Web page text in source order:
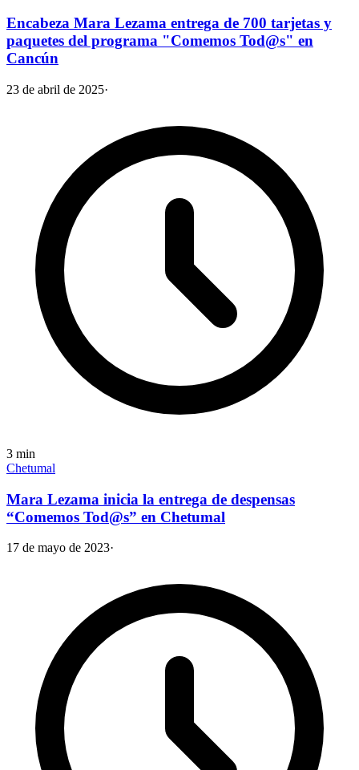
Encabeza Mara Lezama entrega de 700 tarjetas y
paquetes del programa "Comemos Tod@s" en
Cancún
23 de abril de 2025·
3 min
Chetumal
Mara Lezama inicia la entrega de despensas
“Comemos Tod@s” en Chetumal
17 de mayo de 2023·